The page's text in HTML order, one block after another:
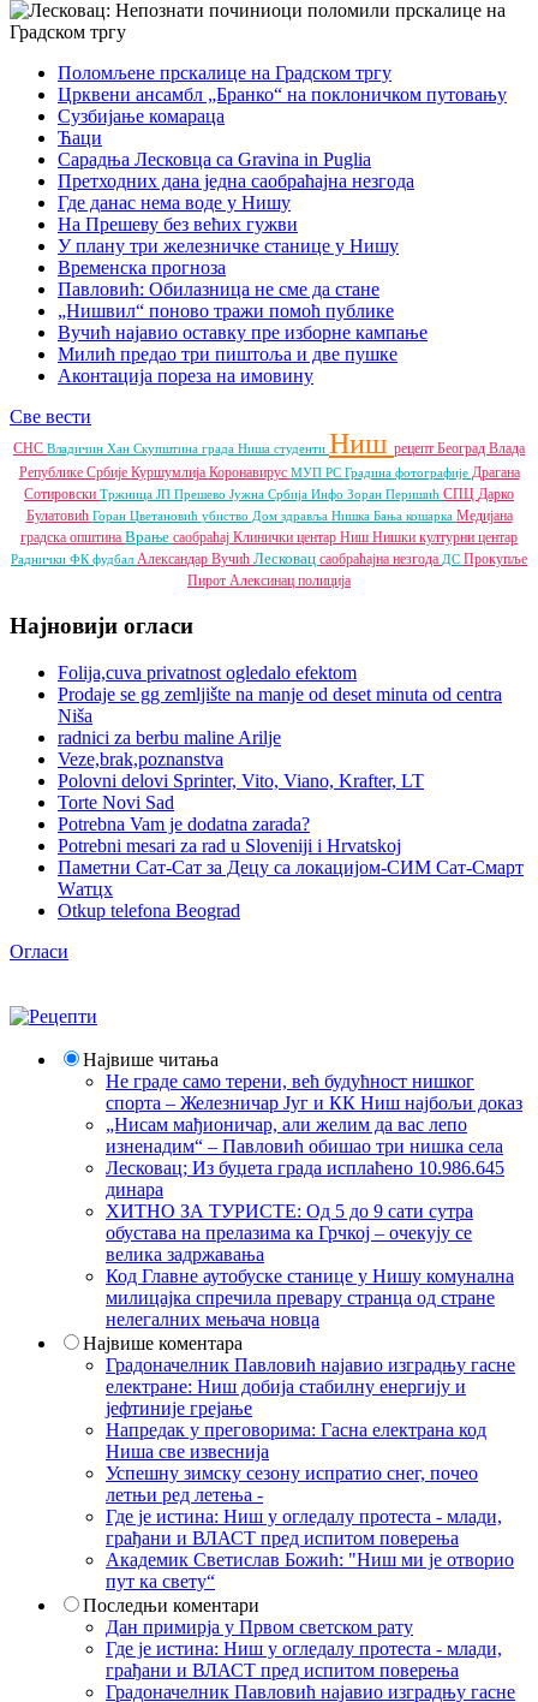
Поломљене прскалице на Градском тргу
Црквени ансамбл „Бранко“ на поклоничком путовању
Сузбијање комараца
Ћаци
Сарадња Лесковца са Gravina in Puglia
Претходних дана једна саобраћајна незгода
Где данас нема воде у Нишу
На Прешеву без већих гужви
У плану три железничке станице у Нишу
Временска прогноза
Павловић: Обилазница не сме да стане
„Нишвил“ поново тражи помоћ публике
Вучић најавио оставку пре изборне кампање
Милић предао три пиштоља и две пушке
Аконтација пореза на имовину
Све вести
СНС Владичин Хан Скупштина града Ниша студенти Ниш рецепт Београд Влада
Републике Србије Куршумлија Коронавирус МУП РС Градина фотографије Драгана
Сотировски Тржница ЈП Прешево Јужна Србија Инфо Зоран Перишић СПЦ Дарко
Булатовић Горан Цветановић убиство Дом здравља Нишка Бања кошарка Медијана
градска општина Врање саобраћај Клинички центар Ниш Нишки културни центар
Раднички ФК фудбал Александар Вучић Лесковац саобраћајна незгода ДС Прокупље
Пирот Алексинац полиција
Најновији огласи
Folija,cuva privatnost ogledalo efektom
Prodaje se gg zemljište na manje od deset minuta od centra
Niša
radnici za berbu maline Arilje
Veze,brak,poznanstva
Polovni delovi Sprinter, Vito, Viano, Krafter, LT
Torte Novi Sad
Potrebna Vam je dodatna zarada?
Potrebni mesari za rad u Sloveniji i Hrvatskoj
Паметни Сат-Сат за Децу са локацијом-СИМ Сат-Смарт
Wатцх
Otkup telefona Beograd
Огласи
Највише читања
Не граде само терени, већ будућност нишког
спорта – Железничар Југ и КК Ниш најбољи доказ
„Нисам мађионичар, али желим да вас лепо
изненадим“ – Павловић обишао три нишка села
Лесковац; Из буџета града исплаћено 10.986.645
динара
ХИТНО ЗА ТУРИСТЕ: Од 5 до 9 сати сутра
обустава на прелазима ка Грчкој – очекују се
велика задржавања
Код Главне аутобуске станице у Нишу комунална
милицајка спречила превару странца од стране
нелегалних мењача новца
Највише коментара
Градоначелник Павловић најавио изградњу гасне
електране: Ниш добија стабилну енергију и
јефтиније грејање
Напредак у преговорима: Гасна електрана код
Ниша све извеснија
Успешну зимску сезону испратио снег, почео
летњи ред летења -
Где је истина: Ниш у огледалу протеста - млади,
грађани и ВЛАСТ пред испитом поверења
Академик Светислав Божић: "Ниш ми је отворио
пут ка свету“
Последњи коментари
Дан примирја у Првом светском рату
Где је истина: Ниш у огледалу протеста - млади,
грађани и ВЛАСТ пред испитом поверења
Градоначелник Павловић најавио изградњу гасне